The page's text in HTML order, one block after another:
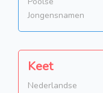
Jongensnamen
Keet
Nederlandse